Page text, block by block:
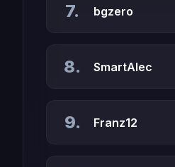
7. bgzero
8. SmartAlec
9. Franz12